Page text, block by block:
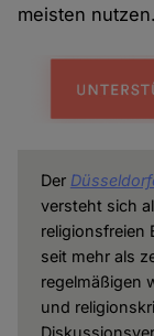
meisten
Der
versteht sich
religionsfreien
seit mehr als
regelmäßigen
und